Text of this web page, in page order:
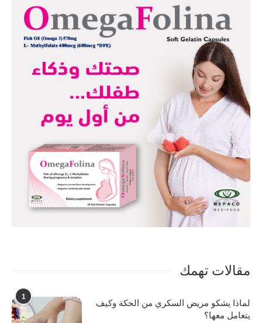
مقالات تهمك
1
لماذا يشكو مريض السكري من الحكة وكيف
يتعامل معها؟